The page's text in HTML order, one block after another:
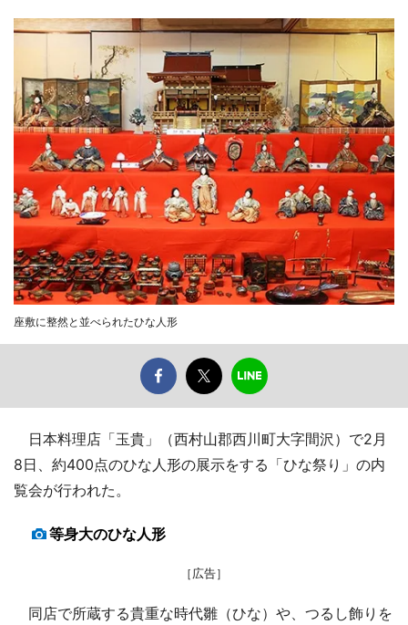
座敷に整然と並べられたひな人形
日本料理店「玉貴」（西村山郡西川町大字間沢）で2月
8日、約400点のひな人形の展示をする「ひな祭り」の内
覧会が行われた。
等身大のひな人形
［広告］
同店で所蔵する貴重な時代雛（ひな）や、つるし飾りを